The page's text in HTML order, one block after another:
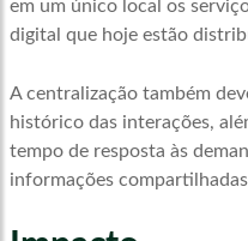
em um único local os
digital que hoje estão
A centralização também
histórico das interações,
tempo de resposta às
informações